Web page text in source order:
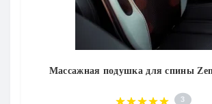
Массажная подушка для спины
3